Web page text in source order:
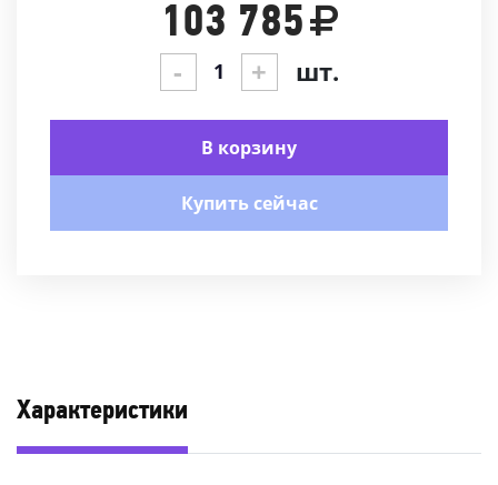
103 785
- + шт.
В корзину
Купить сейчас
Характеристики